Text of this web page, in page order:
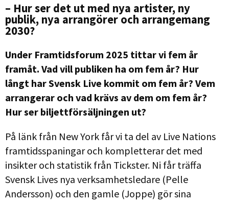
– Hur ser det ut med nya artister, ny
publik, nya arrangörer och arrangemang
2030?
Under Framtidsforum 2025 tittar vi fem år
framåt. Vad vill publiken ha om fem år? Hur
långt har Svensk Live kommit om fem år? Vem
arrangerar och vad krävs av dem om fem år?
Hur ser biljettförsäljningen ut?
På länk från New York får vi ta del av Live Nations
framtidsspaningar och kompletterar det med
insikter och statistik från Tickster. Ni får träffa
Svensk Lives nya verksamhetsledare (Pelle
Andersson) och den gamle (Joppe) gör sina